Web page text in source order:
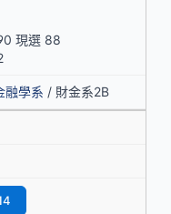
現選 88
融學系 / 財金系2B